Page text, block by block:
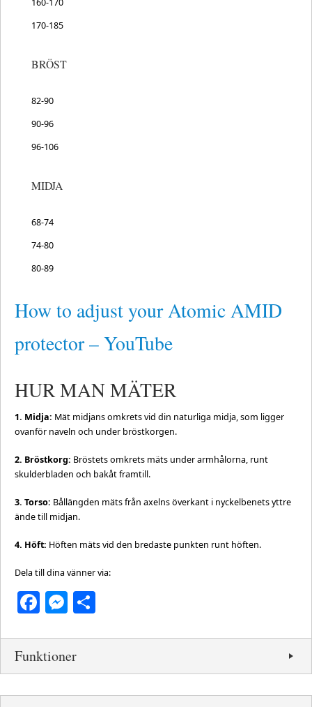
160-170
170-185
BRÖST
82-90
90-96
96-106
MIDJA
68-74
74-80
80-89
How to adjust your Atomic AMID
protector – YouTube
HUR MAN MÄTER
1. Midja: Mät midjans omkrets vid din naturliga midja, som ligger
ovanför naveln och under bröstkorgen.
2. Bröstkorg: Bröstets omkrets mäts under armhålorna, runt
skulderbladen och bakåt framtill.
3. Torso: Bållängden mäts från axelns överkant i nyckelbenets yttre
ände till midjan.
4. Höft: Höften mäts vid den bredaste punkten runt höften.
Dela till dina vänner via:
Facebook
Messenger
Funktioner